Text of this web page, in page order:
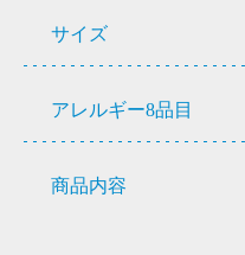
サイズ
アレルギー8品目
商品内容